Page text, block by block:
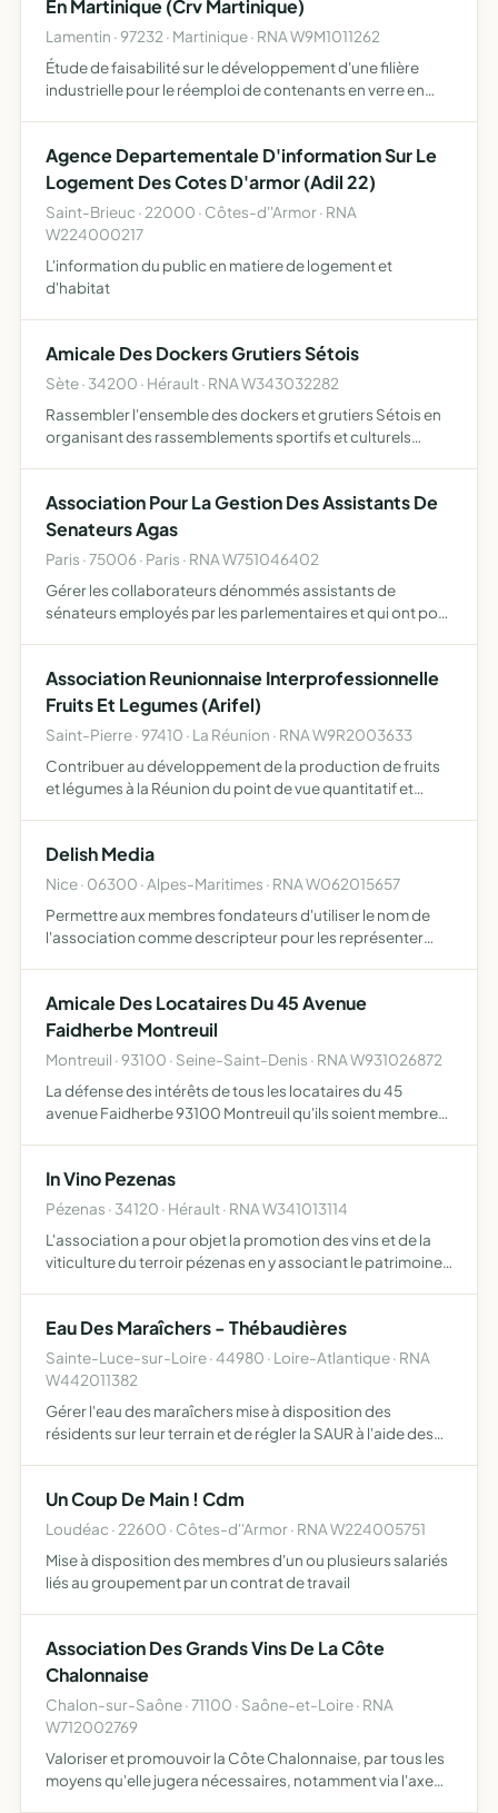
En Martinique (Crv Martinique)
Lamentin · 97232 · Martinique · RNA W9M1011262
Étude de faisabilité sur le développement d'une filière
industrielle pour le réemploi de contenants en verre en
Agence Departementale D'information Sur Le
Logement Des Cotes D'armor (Adil 22)
Saint-Brieuc · 22000 · Côtes-d''Armor · RNA
W224000217
L'information du public en matiere de logement et
d'habitat
Amicale Des Dockers Grutiers Sétois
Sète · 34200 · Hérault · RNA W343032282
Rassembler l'ensemble des dockers et grutiers Sétois en
organisant des rassemblements sportifs et culturels
Association Pour La Gestion Des Assistants De
Senateurs Agas
Paris · 75006 · Paris · RNA W751046402
Gérer les collaborateurs dénommés assistants de
sénateurs employés par les parlementaires et qui ont pour
Association Reunionnaise Interprofessionnelle
Fruits Et Legumes (Arifel)
Saint-Pierre · 97410 · La Réunion · RNA W9R2003633
Contribuer au développement de la production de fruits
et légumes à la Réunion du point de vue quantitatif et
condit…
Delish Media
Nice · 06300 · Alpes-Maritimes · RNA W062015657
Permettre aux membres fondateurs d'utiliser le nom de
l'association comme descripteur pour les représenter
Amicale Des Locataires Du 45 Avenue
Faidherbe Montreuil
Montreuil · 93100 · Seine-Saint-Denis · RNA W931026872
La défense des intérêts de tous les locataires du 45
avenue Faidherbe 93100 Montreuil qu'ils soient membres
formulées …
In Vino Pezenas
Pézenas · 34120 · Hérault · RNA W341013114
L'association a pour objet la promotion des vins et de la
viticulture du terroir pézenas en y associant le patrimoine
Eau Des Maraîchers - Thébaudières
Sainte-Luce-sur-Loire · 44980 · Loire-Atlantique · RNA
W442011382
Gérer l'eau des maraîchers mise à disposition des
résidents sur leur terrain et de régler la SAUR à l'aide des
Un Coup De Main ! Cdm
Loudéac · 22600 · Côtes-d''Armor · RNA W224005751
Mise à disposition des membres d'un ou plusieurs salariés
liés au groupement par un contrat de travail
Association Des Grands Vins De La Côte
Chalonnaise
Chalon-sur-Saône · 71100 · Saône-et-Loire · RNA
W712002769
Valoriser et promouvoir la Côte Chalonnaise, par tous les
moyens qu'elle jugera nécessaires, notamment via l'axe